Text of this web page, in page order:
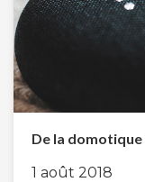
De la
1 août 2018